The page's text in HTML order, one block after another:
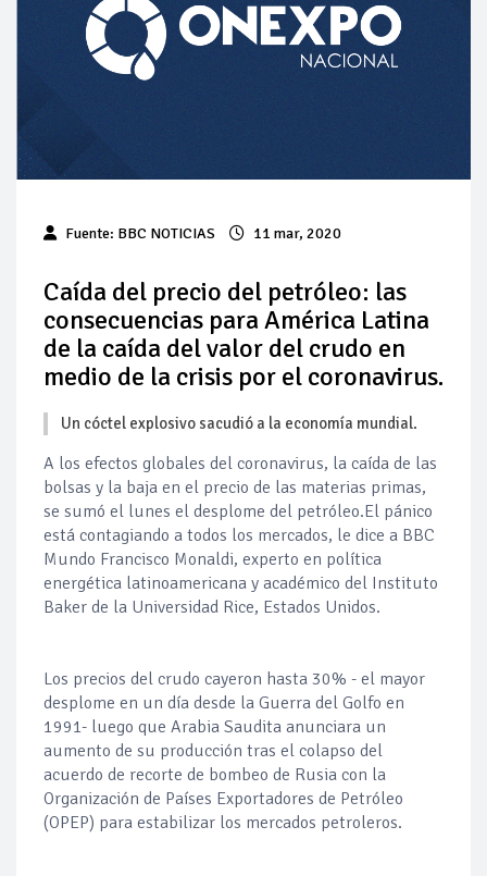
Pierde Pemex 71 millones de pesos al día por
"procesadoras" ilegales
Incertidumbre regulatoria pone a prueba las inversiones de
las Estaciones de Servicio familiares
espera estabilización del mercado
Baja 5% más el precio internacional del crudo por posible
acuerdo de paz
Petróleo continúa su descenso en el mercado internacional
Fuente: BBC NOTICIAS 11 mar, 2020
Caída del precio del petróleo: las
consecuencias para América Latina
de la caída del valor del crudo en
medio de la crisis por el coronavirus.
Un cóctel explosivo sacudió a la economía mundial.
A los efectos globales del coronavirus, la caída de las
bolsas y la baja en el precio de las materias primas,
se sumó el lunes el desplome del petróleo.El pánico
está contagiando a todos los mercados, le dice a BBC
Mundo Francisco Monaldi, experto en política
energética latinoamericana y académico del Instituto
Baker de la Universidad Rice, Estados Unidos.
Los precios del crudo cayeron hasta 30% - el mayor
desplome en un día desde la Guerra del Golfo en
1991- luego que Arabia Saudita anunciara un
aumento de su producción tras el colapso del
acuerdo de recorte de bombeo de Rusia con la
Organización de Países Exportadores de Petróleo
(OPEP) para estabilizar los mercados petroleros.